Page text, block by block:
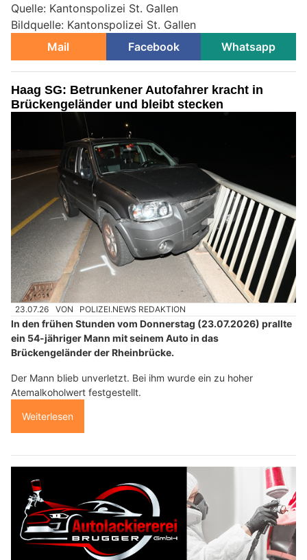
Quelle: Kantonspolizei St. Gallen
Bildquelle: Kantonspolizei St. Gallen
Mail
Facebook Whatsapp
Haag SG: Betrunkener Autofahrer kracht in
Brückengeländer und bleibt stecken
23.07.26 VON POLIZEI.NEWS REDAKTION
In den frühen Stunden vom Donnerstag (23.07.2026) prallte
ein 54-jähriger Mann mit seinem Auto in das
Brückengeländer der Rheinbrücke.
Der Mann blieb unverletzt. Bei ihm wurde ein zu hoher
Atemalkoholwert festgestellt.
Weiterlesen